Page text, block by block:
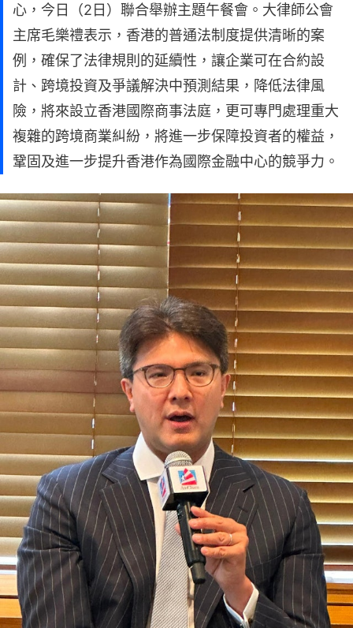
心，今日（2日）聯合舉辦主題午餐會。大律師公會
主席毛樂禮表示，香港的普通法制度提供清晰的案
例，確保了法律規則的延續性，讓企業可在合約設
計、跨境投資及爭議解決中預測結果，降低法律風
險，將來設立香港國際商事法庭，更可專門處理重大
複雜的跨境商業糾紛，將進一步保障投資者的權益，
鞏固及進一步提升香港作為國際金融中心的競爭力。